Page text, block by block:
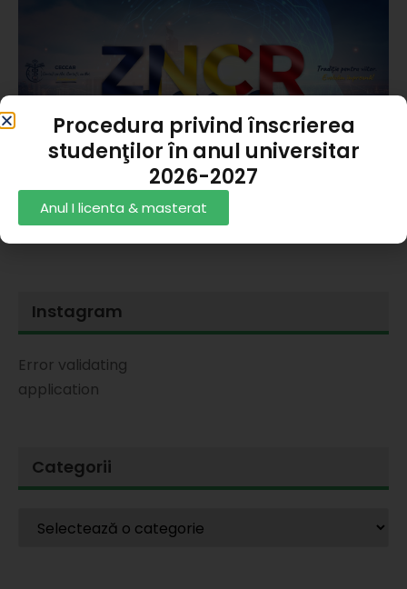
Rezultate Admitere 2025
Andrei Alexandru Panait06/07/2026
Instagram
Error validating
application
Categorii
Procedura privind înscrierea
studenţilor în anul universitar
2026-2027
Anul I licenta & masterat